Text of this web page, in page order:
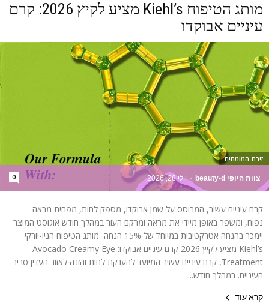
מותג הטיפוח Kiehl’s מציע לקיץ 2026: קרם
עיניים אבוקדו
צוות היופי beauty-d - יולי 28, 2026 0
זירת המומחים
קרם עיניים עשיר, המבוסס על שמן אבוקדו, מספק לחות, מפחית מראה
נפוח, ומשפר באופן מיידי את מראה ומרקם העור במהלך חודש אוגוסט המוצר
יימכר בהנחה אטרקטיבית במיוחד של 15% הנחה מותג הטיפוח הניו-יורקי
Kiehl’s מציע לקיץ 2026 קרם עיניים אבוקדו: Avocado Creamy Eye
Treatment, קרם עיניים עשיר המיועד להענקת לחות והזנה לאזור העדין סביב
העיניים. במהלך חודש...
קרא עוד